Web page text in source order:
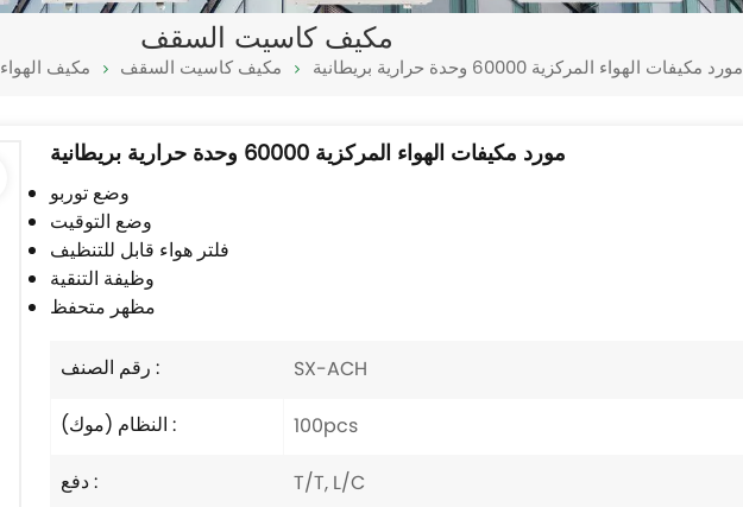
مكيف كاسيت السقف
مكيف مكيف كاسيت السقف مورد مكيفات الهواء المركزية 60000 وحدة حرارية بريطانية
مورد مكيفات الهواء المركزية 60000 وحدة حرارية بريطانية
وضع توربو
وضع التوقيت
فلتر هواء قابل للتنظيف
وظيفة التنقية
مظهر متحفظ
رقم الصنف :
SX-ACH
النظام (موك) :
100pcs
دفع :
T/T, L/C